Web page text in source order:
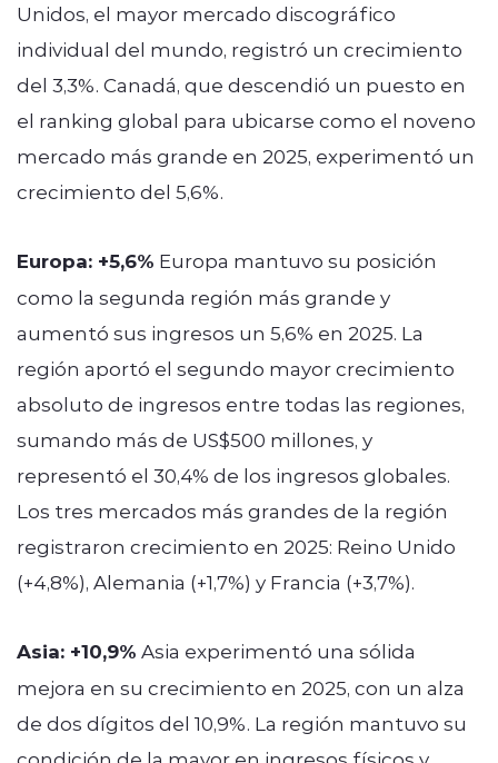
Unidos, el mayor mercado discográfico
individual del mundo, registró un crecimiento
del 3,3%. Canadá, que descendió un puesto en
el ranking global para ubicarse como el noveno
mercado más grande en 2025, experimentó un
crecimiento del 5,6%.
Europa: +5,6% Europa mantuvo su posición
como la segunda región más grande y
aumentó sus ingresos un 5,6% en 2025. La
región aportó el segundo mayor crecimiento
absoluto de ingresos entre todas las regiones,
sumando más de US$500 millones, y
representó el 30,4% de los ingresos globales.
Los tres mercados más grandes de la región
registraron crecimiento en 2025: Reino Unido
(+4,8%), Alemania (+1,7%) y Francia (+3,7%).
Asia: +10,9% Asia experimentó una sólida
mejora en su crecimiento en 2025, con un alza
de dos dígitos del 10,9%. La región mantuvo su